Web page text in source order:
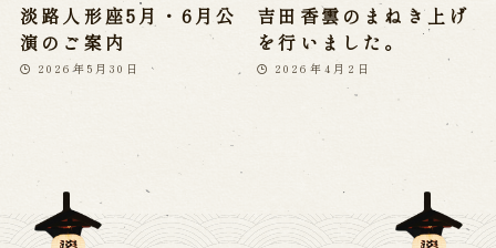
淡路人形座5月・6月公
演のご案内
2026年5月30日
吉田香雲のまねき上げ
を行いました。
2026年4月2日